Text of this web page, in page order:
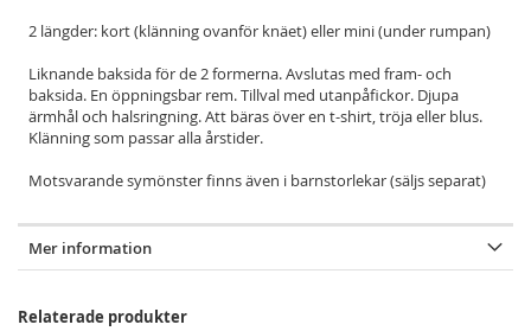
2 längder: kort (klänning ovanför knäet) eller mini (under rumpan)
Liknande baksida för de 2 formerna. Avslutas med fram- och
baksida. En öppningsbar rem. Tillval med utanpåfickor. Djupa
ärmhål och halsringning. Att bäras över en t-shirt, tröja eller blus.
Klänning som passar alla årstider.
Motsvarande symönster finns även i barnstorlekar (säljs separat)
Mer information
Relaterade produkter